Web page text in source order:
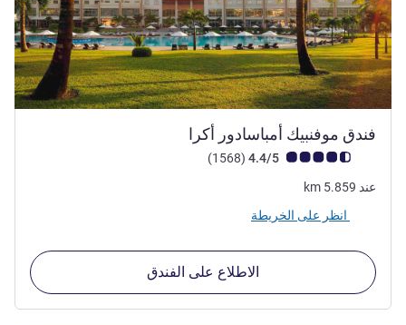
فندق موفنبيك أمباسادور أكرا
ملاحظة أراء العملاء (رأي ALL) (1568 أراء)
عند
km 5.859
الاطلاع على الفندق